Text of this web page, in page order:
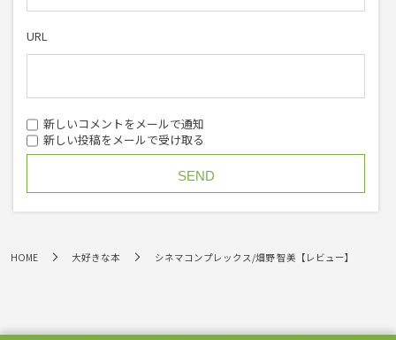
URL
新しいコメントをメールで通知
新しい投稿をメールで受け取る
HOME 大好きな本 シネマコンプレックス/畑野 智美【レビュー】